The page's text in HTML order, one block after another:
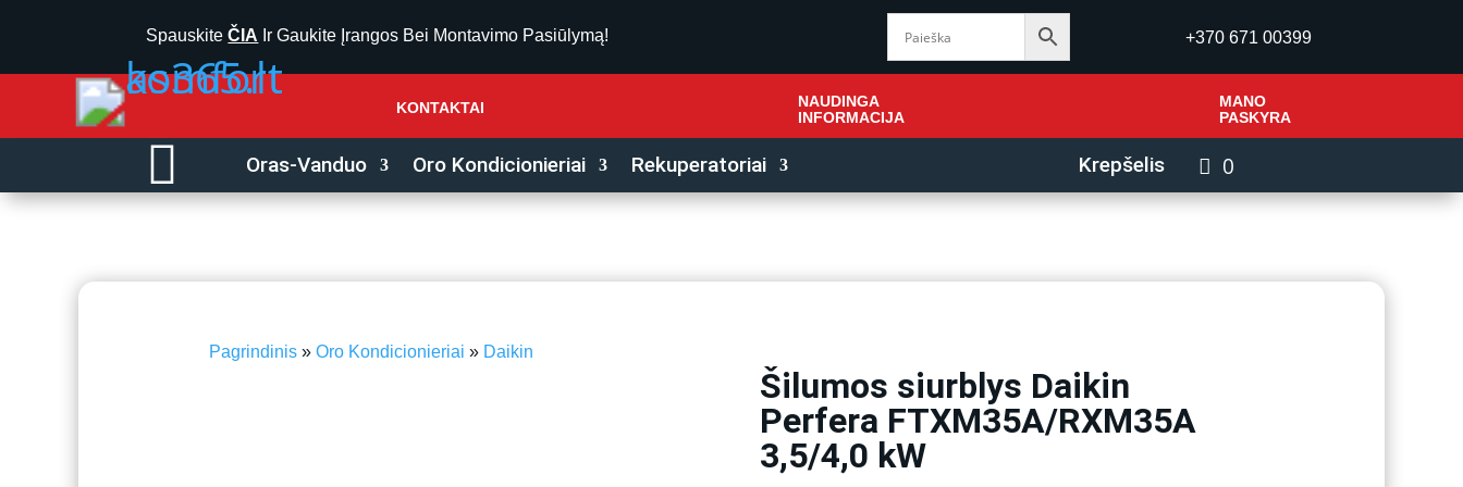
SpauskiteČIA Ir Gaukite Įrangos Bei Montavimo Pasiūlymą! +370 671 00399
KONTAKTAI
NAUDINGA
INFORMACIJA
MANO
PASKYRA
 Oras-Vanduo Oro Kondicionieriai Rekuperatoriai Krepšelis 0
Pagrindinis » Oro Kondicionieriai » Daikin
Šilumos siurblys Daikin
Perfera FTXM35A/RXM35A
3,5/4,0 kW